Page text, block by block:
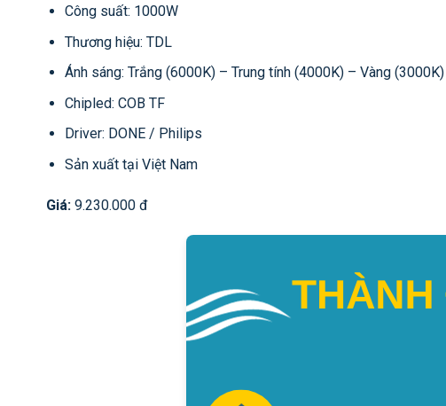
Công suất: 1000W
Thương hiệu: TDL
Ánh sáng: Trắng (6000K) – Trung tính (4000K) – Vàng (3000K)
Chipled: COB TF
Driver: DONE / Philips
Sản xuất tại Việt Nam
Giá: 9.230.000 đ